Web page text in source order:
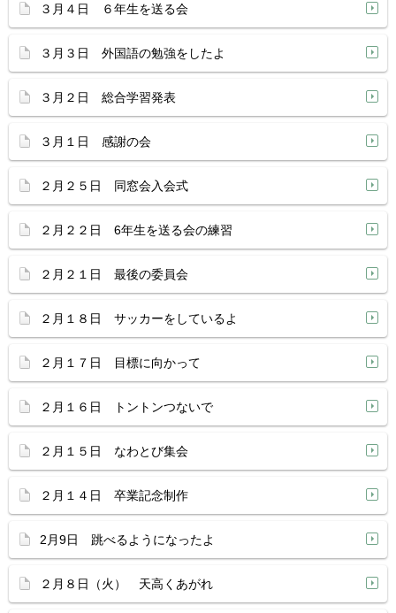
３月４日 ６年生を送る会
３月３日 外国語の勉強をしたよ
３月２日 総合学習発表
３月１日 感謝の会
２月２５日 同窓会入会式
２月２２日 6年生を送る会の練習
２月２１日 最後の委員会
２月１８日 サッカーをしているよ
２月１７日 目標に向かって
２月１６日 トントンつないで
２月１５日 なわとび集会
２月１４日 卒業記念制作
2月9日 跳べるようになったよ
２月８日（火） 天高くあがれ